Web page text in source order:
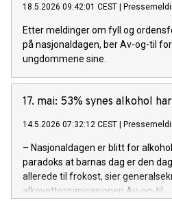
18.5.2026 09:42:01 CEST |
Etter meldinger om fyll og
på nasjonaldagen, ber Av-og-til
ungdommene sine.
17. mai: 53% synes alkohol
14.5.2026 07:32:12 CEST |
– Nasjonaldagen er blitt for
paradoks at barnas dag er den
allerede til frokost, sier
alkovettorganisasjonen Av-og-til.